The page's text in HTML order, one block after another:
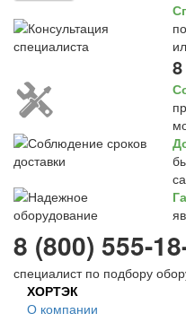
8 (800) 555-
специалист по подбору
ХОРТЭК
О компании